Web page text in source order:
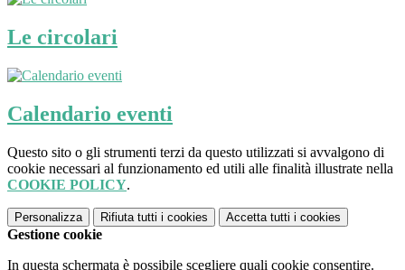
Le circolari
Calendario eventi
Questo sito o gli strumenti terzi da questo utilizzati si avvalgono di
cookie necessari al funzionamento ed utili alle finalità illustrate nella
COOKIE POLICY.
Personalizza Rifiuta tutti i cookies Accetta tutti i cookies
Gestione cookie
In questa schermata è possibile scegliere quali cookie consentire.